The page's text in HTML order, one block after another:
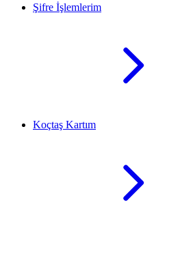
Şifre İşlemlerim
Koçtaş Kartım